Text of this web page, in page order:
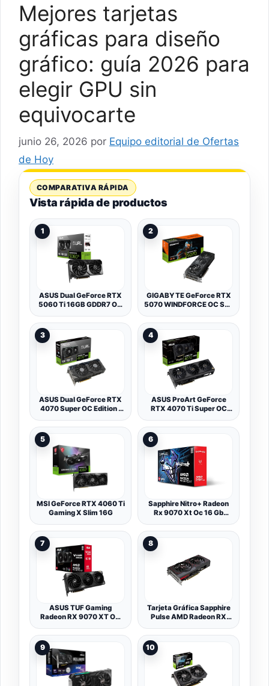
Mejores tarjetas
gráficas para diseño
gráfico: guía 2026 para
elegir GPU sin
equivocarte
junio 26, 2026 por Equipo editorial de Ofertas
de Hoy
COMPARATIVA RÁPIDA
Vista rápida de productos
1
ASUS Dual GeForce RTX
5060 Ti 16GB GDDR7 OC
2
GIGABYTE GeForce RTX
5070 WINDFORCE OC SFF
12GB GDDR7, 192 bits,
PCI-E 5.0, 2542 MHz
Core Clock, 3 x DP 2.1a, 1
x HDMI 2.1b, NVIDIA DLSS
4, GV-N5070WF3OC-
12GD
3
ASUS Dual GeForce RTX
4070 Super OC Edition -
12 GB GDDR6X, DLSS 3,
HDMI 2.1, DisplayPort
1.4a, diseño de 2,56
Ranuras, Ventilador
Axial-Tech, tecnología
0dB, Auto-Extreme)
4
ASUS ProArt GeForce
RTX 4070 Ti Super OC
(PCIe 4.0, 16 GB
GDDR6X, DLSS 3, HDMI
2.1a, DisplayPort 1.4a)
5
MSI GeForce RTX 4060 Ti
Gaming X Slim 16G
6
Sapphire Nitro+ Radeon
Rx 9070 Xt Oc 16 Gb
5.0 3 L?fter (11348-01-
7
ASUS TUF Gaming
Radeon RX 9070 XT OC
Tarjeta gráfica (PCIe 5.0,
HDMI/DP 2.1, 3.125
Ranuras, Grado Militar,
Revestimiento PCB,
Ventiladores axial-Tech)
8
Tarjeta Gráfica Sapphire
Pulse AMD Radeon RX
9 10